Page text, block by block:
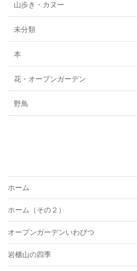
山歩き・カヌー
未分類
本
花・オープンガーデン
野鳥
ホーム
ホーム（その２）
オープンガーデンいわびつ
岩櫃山の四季